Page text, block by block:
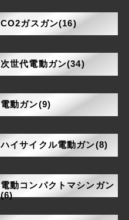
CO2ガスガン(16)
次世代電動ガン(34)
電動ガン(9)
ハイサイクル電動ガン(8)
電動コンパクトマシンガン
(6)